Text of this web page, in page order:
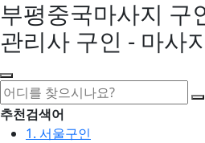
부평중국마사지 구
관리사 구인 - 마사
추천검색어
1. 서울구인